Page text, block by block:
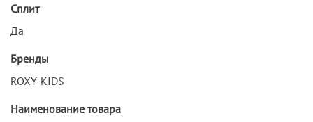
Сплит
Да
Бренды
ROXY-KIDS
Наименование товара